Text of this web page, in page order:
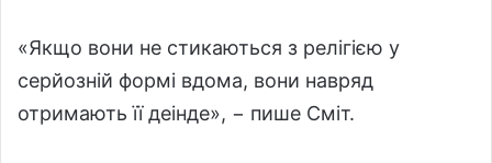
«Якщо вони не стикаються з релігією у
серйозній формі вдома, вони навряд
отримають її деінде», − пише Сміт.